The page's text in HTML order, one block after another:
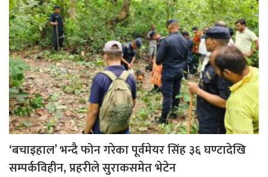
‘बचाइहाल’ भन्दै फोन गरेका पूर्वमेयर सिंह ३६ घण्टादेखि
सम्पर्कविहीन, प्रहरीले सुराकसमेत भेटेन